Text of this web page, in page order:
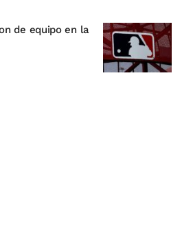
de equipo en la